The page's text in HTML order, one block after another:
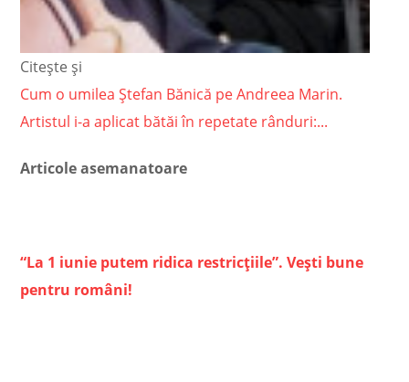
Citește și
Cum o umilea Ștefan Bănică pe Andreea Marin.
Artistul i-a aplicat bătăi în repetate rânduri:...
Articole asemanatoare
“La 1 iunie putem ridica restricţiile”. Vești bune
pentru români!